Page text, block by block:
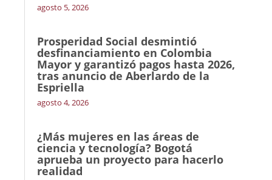
agosto 5, 2026
Prosperidad Social desmintió
desfinanciamiento en Colombia
Mayor y garantizó pagos hasta 2026,
tras anuncio de Aberlardo de la
Espriella
agosto 4, 2026
¿Más mujeres en las áreas de
ciencia y tecnología? Bogotá
aprueba un proyecto para hacerlo
realidad